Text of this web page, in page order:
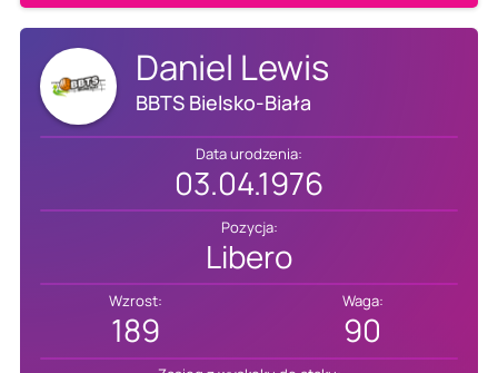
Daniel Lewis
BBTS Bielsko-Biała
Data urodzenia:
03.04.1976
Pozycja:
Libero
Wzrost:
189
Waga:
90